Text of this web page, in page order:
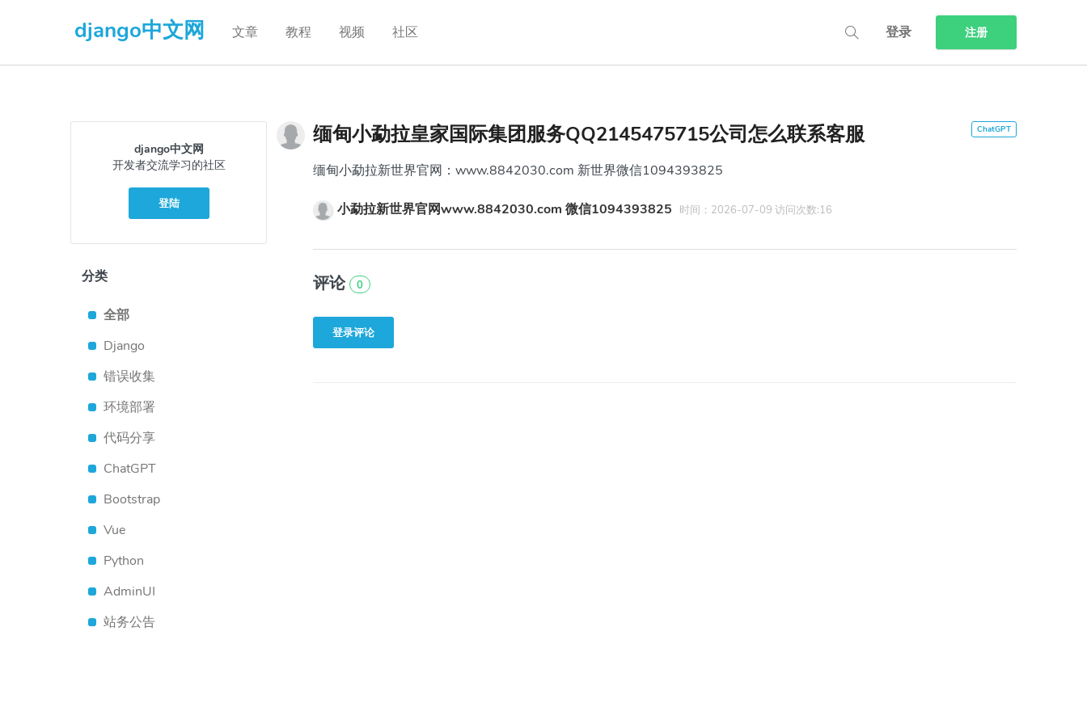
django中文网 登录 注册
文章 教程 视频 社区
django中文网
开发者交流学习的社区
登陆
分类
全部
Django
错误收集
环境部署
代码分享
ChatGPT
Bootstrap
Vue
Python
AdminUI
站务公告
缅甸小勐拉皇家国际集团服务QQ2145475715公司怎么联系客服
缅甸小勐拉新世界官网：www.8842030.com 新世界微信1094393825
小勐拉新世界官网www.8842030.com 微信1094393825 时间：2026-07-09 访问次数:16
评论 0
登录评论